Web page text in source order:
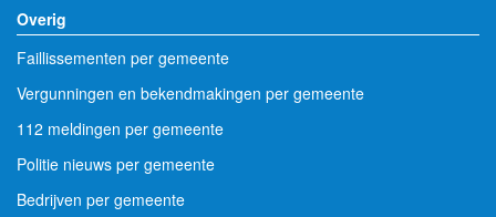
Overig
Faillissementen per gemeente
Vergunningen en bekendmakingen per gemeente
112 meldingen per gemeente
Politie nieuws per gemeente
Bedrijven per gemeente